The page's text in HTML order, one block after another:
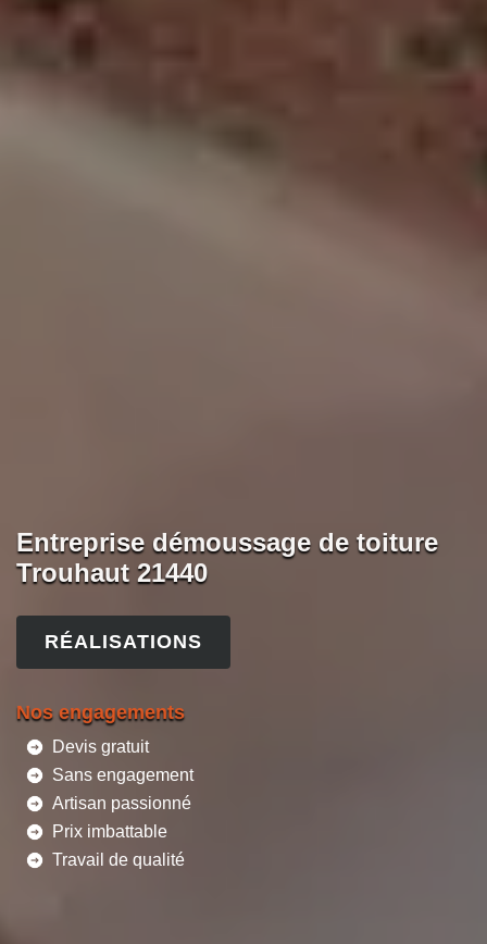
Entreprise démoussage de toiture
Trouhaut 21440
RÉALISATIONS
Nos engagements
Devis gratuit
Sans engagement
Artisan passionné
Prix imbattable
Travail de qualité